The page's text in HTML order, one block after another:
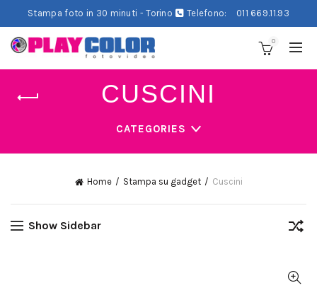
Stampa foto in 30 minuti - Torino Telefono: 011 669.11.93
0
CUSCINI
CATEGORIES
Home Stampa su gadget Cuscini
Show Sidebar